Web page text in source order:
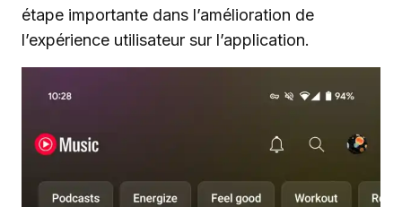
étape importante dans l’amélioration de
l’expérience utilisateur sur l’application.